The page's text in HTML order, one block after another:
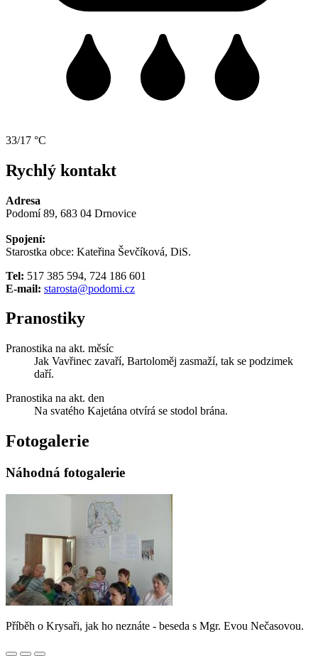
33/17 °C
Rychlý kontakt
Adresa
Podomí 89, 683 04 Drnovice
Spojení:
Starostka obce: Kateřina Ševčíková, DiS.
Tel: 517 385 594, 724 186 601
E-mail: starosta@podomi.cz
Pranostiky
Pranostika na akt. měsíc
Jak Vavřinec zavaří, Bartoloměj zasmaží, tak se podzimek
daří.
Pranostika na akt. den
Na svatého Kajetána otvírá se stodol brána.
Fotogalerie
Náhodná fotogalerie
Příběh o Krysaři, jak ho neznáte - beseda s Mgr. Evou Nečasovou.